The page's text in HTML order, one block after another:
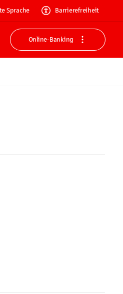
Sprache Barrierefreiheit
Online-Banking